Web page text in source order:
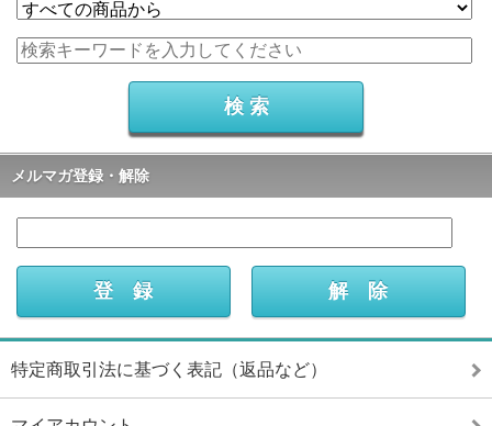
メルマガ登録・解除
特定商取引法に基づく表記（返品など）